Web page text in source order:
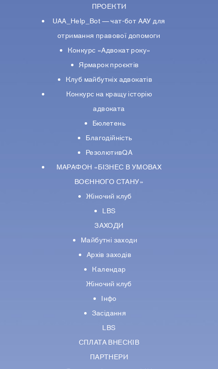
ПРОЕКТИ
UAA_Help_Bot — чат-бот ААУ для
отримання правової допомоги
Конкурс «Адвокат року»
Ярмарок проєктів
Клуб майбутніх адвокатів
Конкурс на кращу історію
адвоката
Бюлетень
Благодійність
РезолютивQA
МАРАФОН «БІЗНЕС В УМОВАХ
ВОЄННОГО СТАНУ»
Жіночий клуб
LBS
ЗАХОДИ
Майбутні заходи
Архів заходів
Календар
Жіночий клуб
Інфо
Засідання
LBS
СПЛАТА ВНЕСКІВ
ПАРТНЕРИ